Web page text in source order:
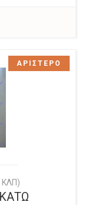
ΚΛΠ)
ΑΡΙΣΤΕΡΟ